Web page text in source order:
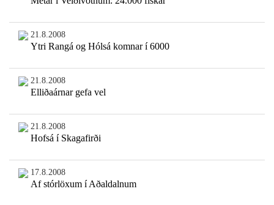
21.8.2008
Ytri Rangá og Hólsá komnar í 6000
21.8.2008
Elliðaárnar gefa vel
21.8.2008
Hofsá í Skagafirði
17.8.2008
Af stórlöxum í Aðaldalnum